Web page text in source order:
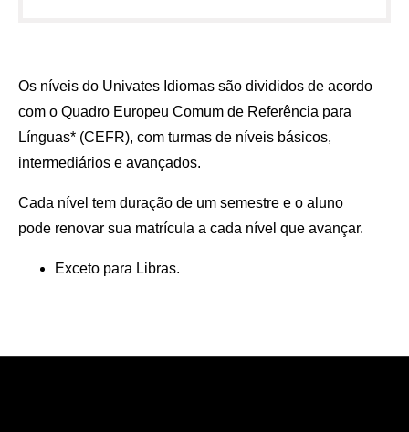
Os níveis do Univates Idiomas são divididos de acordo
com o Quadro Europeu Comum de Referência para
Línguas* (CEFR), com turmas de níveis básicos,
intermediários e avançados.
Cada nível tem duração de um semestre e o aluno
pode renovar sua matrícula a cada nível que avançar.
Exceto para Libras.